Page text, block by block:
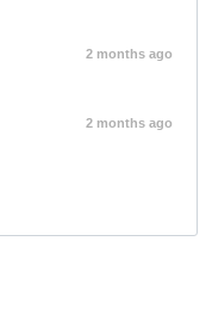
2 months ago
2 months ago